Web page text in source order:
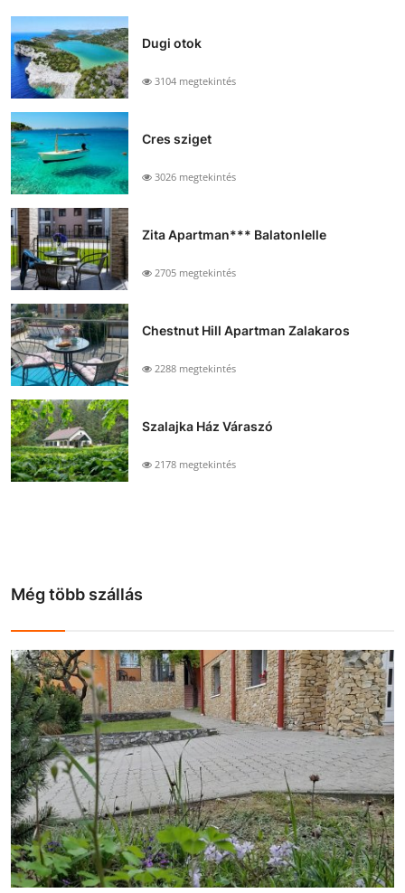
Dugi otok
3104 megtekintés
Cres sziget
3026 megtekintés
Zita Apartman*** Balatonlelle
2705 megtekintés
Chestnut Hill Apartman Zalakaros
2288 megtekintés
Szalajka Ház Váraszó
2178 megtekintés
Még több szállás